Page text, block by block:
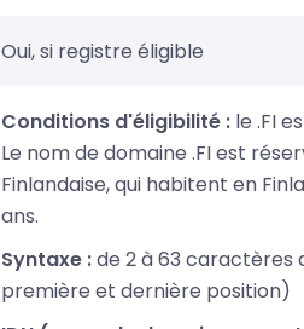
Oui, si registre éligible
Conditions d'éligibilité : le .FI
Le nom de domaine .FI est
Finlandaise, qui habitent en
ans.
Syntaxe :de 2 à 63 caractères
première et dernière position)